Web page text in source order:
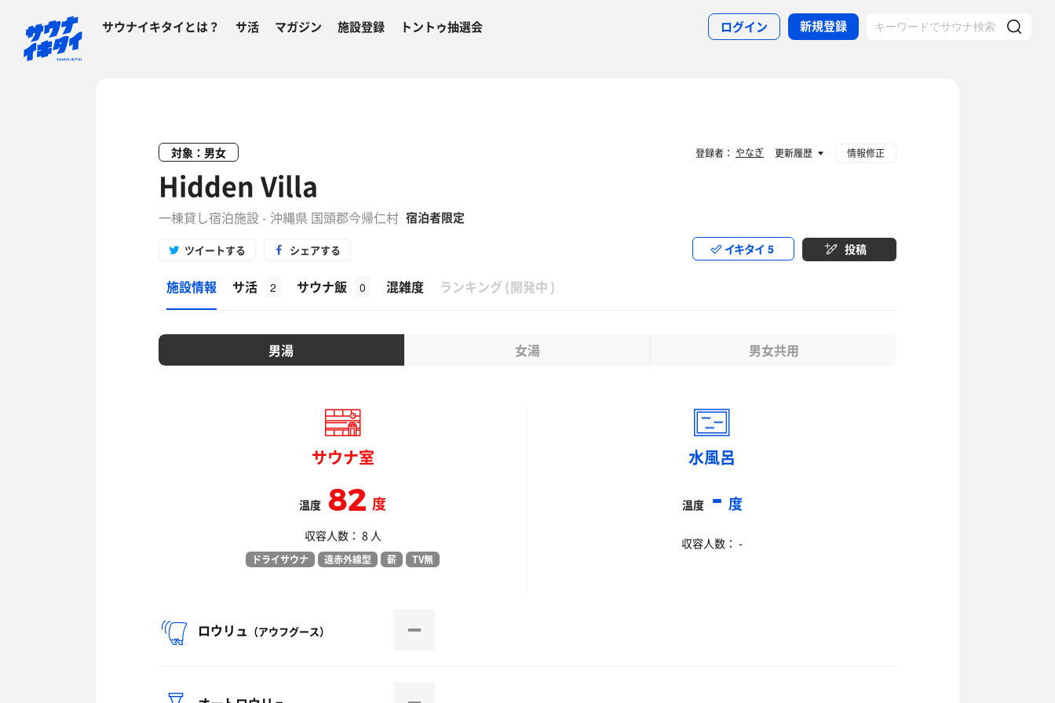
サウナイキタイとは？ サ活 マガジン 施設登録 トントゥ抽選会 ログイン 新規登録
対象：男女
Hidden Villa
一棟貸し宿泊施設 - 沖縄県 国頭郡今帰仁村 宿泊者限定
ツイートする シェアする イキタイ 5 投稿
施設情報 サ活 2 サウナ飯 0 混雑度 ランキング (開発中 )
男湯 女湯 男女共用
サウナ室
温度 82度
収容人数： 8 人
ドライサウナ 遠赤外線型 薪 TV無
水風呂
温度-度
収容人数： -
ロウリュ （アウフグース）
登録者： やなぎ 更新履歴 情報修正